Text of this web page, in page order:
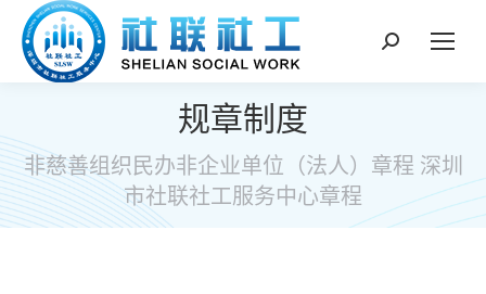
搜
规章制度
非慈善组织民办非企业单位（法人）章程 深圳
市社联社工服务中心章程